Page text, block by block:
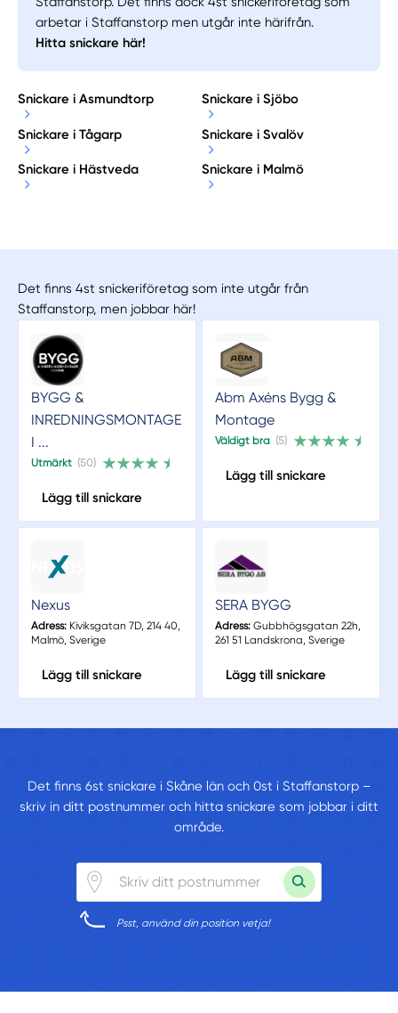
arbetar i Staffanstorp men utgår inte härifrån.
Hitta snickare här!
Snickare i Asmundtorp Snickare i Sjöbo
Snickare i Tågarp Snickare i Svalöv
Snickare i Hästveda Snickare i Malmö
Det finns 4st snickeriföretag som inte utgår från
Staffanstorp, men jobbar här!
BYGG &
INREDNINGSMONTAGE
I ...
Utmärkt (50)
Lägg till snickare
Abm Axéns Bygg &
Montage
Väldigt bra (5)
Lägg till snickare
Nexus
Adress:Kiviksgatan 7D, 214 40,
Malmö, Sverige
Lägg till snickare
SERA BYGG
Adress:Gubbhögsgatan 22h,
261 51 Landskrona, Sverige
Lägg till snickare
Det finns 6st snickare i Skåne län och 0st i Staffanstorp –
skriv in ditt postnummer och hitta snickare som jobbar i ditt
område.
Psst, använd din position vetja!